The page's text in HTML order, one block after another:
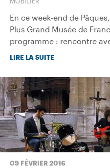
En ce week-end de
Plus Grand Musée de
programme : rencontre
LIRE LA SUITE
09 FÉVRIER 2016